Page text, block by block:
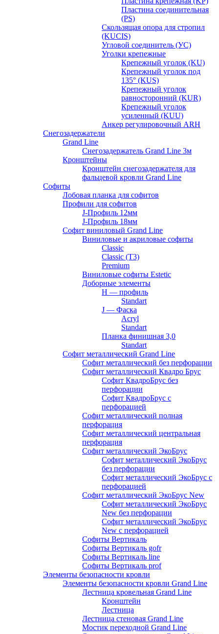
Пластина соединительная
(PS)
Скользящая опора для стропил
(KUCIS)
Угловой соединитель (УС)
Уголки крепежныe
Крепежный уголок (KU)
Крепежный уголок под
135° (KUS)
Крепежный уголок
равносторонний (KUR)
Крепежный уголок
усиленный (KUU)
Анкер регулировочный ARH
Снегозадержатели
Grand Line
Снегозадержатель Grand Line 3м
Кронштейны
Кронштейн снегозадержателя для
фальцевой кровли Grand Line
Софиты
Лобовая планка для софитов
Профили для софитов
J-Профиль 12мм
J-Профиль 18мм
Софит виниловый Grand Line
Виниловые и акриловые софиты
Classic
Classic (T3)
Premium
Виниловые софиты Estetic
Доборные элементы
H — профиль
Standart
J — Фаска
Acryl
Standart
Планка финишная 3,0
Standart
Софит металлический Grand Line
Софит металлический без перфорации
Софит металлический Квадро Брус
Софит КвадроБрус без
перфорации
Софит КвадроБрус с
перфорацией
Софит металлический полная
перфорация
Софит металлический центральная
перфорация
Софит металлический ЭкоБрус
Софит металлический ЭкоБрус
без перфорации
Софит металлический ЭкоБрус с
перфорацией
Софит металлический ЭкоБрус New
Софит металлический ЭкоБрус
New без перфорации
Софит металлический ЭкоБрус
New с перфорацией
Софиты Вертикаль
Софиты Вертикаль gofr
Софиты Вертикаль line
Софиты Вертикаль prof
Элементы безопасности кровли
Элементы безопасности кровли Grand Line
Лестница кровельная Grand Line
Кронштейн
Лестница
Лестница стеновая Grand Line
Мостик переходной Grand Line